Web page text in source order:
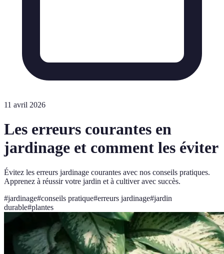
11 avril 2026
Les erreurs courantes en
jardinage et comment les éviter
Évitez les erreurs jardinage courantes avec nos conseils pratiques.
Apprenez à réussir votre jardin et à cultiver avec succès.
#jardinage#conseils pratique#erreurs jardinage#jardin
durable#plantes